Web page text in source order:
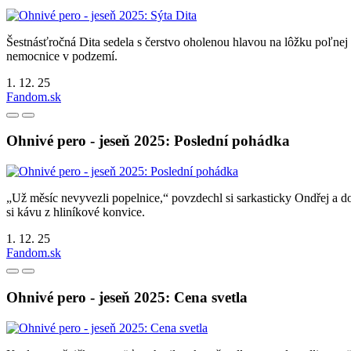
Šestnásťročná Dita sedela s čerstvo oholenou hlavou na lôžku poľnej
nemocnice v podzemí.
1. 12. 25
Fandom.sk
Ohnivé pero - jeseň 2025: Poslední pohádka
„Už měsíc nevyvezli popelnice,“ povzdechl si sarkasticky Ondřej a
si kávu z hliníkové konvice.
1. 12. 25
Fandom.sk
Ohnivé pero - jeseň 2025: Cena svetla